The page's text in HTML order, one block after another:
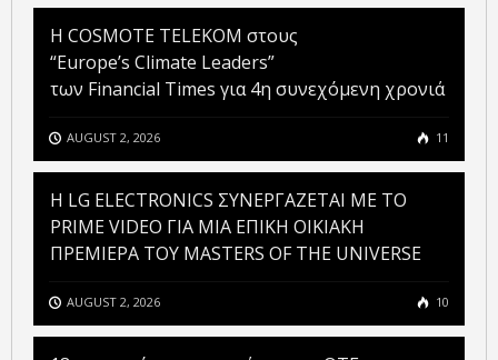
Η COSMOTE TELEKOM στους
“Europe’s Climate Leaders”
των Financial Times για 4η συνεχόμενη χρονιά
AUGUST 2, 2026 11
H LG ELECTRONICS ΣΥΝΕΡΓΑΖΕΤΑΙ ΜΕ ΤΟ
PRIME VIDEO ΓΙΑ ΜΙΑ ΕΠΙΚΗ ΟΙΚΙΑΚΗ
ΠΡΕΜΙΕΡΑ ΤΟΥ MASTERS OF THE UNIVERSE
AUGUST 2, 2026 10